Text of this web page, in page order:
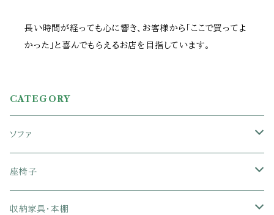
長い時間が経っても心に響き、お客様から「ここで買ってよ
かった」と喜んでもらえるお店を目指しています。
CATEGORY
ソファ
1人掛けソファ
2人掛けソファ
座椅子
1人掛け座椅子
収納家具・本棚